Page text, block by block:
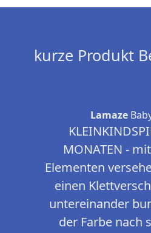
kurze Produkt
Lamaze
MONATEN -
Elementen
einen
untereinander
der Farbe nach